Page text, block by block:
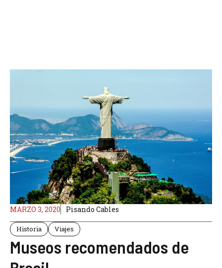
MARZO 3, 2020 Pisando Cables
Historia Viajes
Museos recomendados de